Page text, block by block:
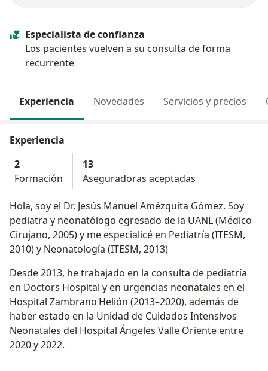
Especialista de confianza
Los pacientes vuelven a su consulta de forma
recurrente
Experiencia Novedades Servicios y precios
Experiencia
2
Formación
13
Aseguradoras aceptadas
Hola, soy el Dr. Jesús Manuel Amézquita Gómez. Soy
pediatra y neonatólogo egresado de la UANL (Médico
Cirujano, 2005) y me especialicé en Pediatría (ITESM,
2010) y Neonatología (ITESM, 2013)
Desde 2013, he trabajado en la consulta de pediatría
en Doctors Hospital y en urgencias neonatales en el
Hospital Zambrano Helión (2013–2020), además de
haber estado en la Unidad de Cuidados Intensivos
Neonatales del Hospital Ángeles Valle Oriente entre
2020 y 2022.